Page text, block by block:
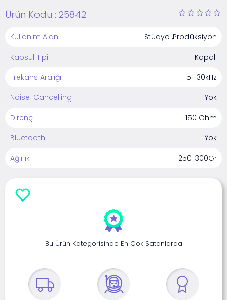
Ürün Kodu : 25842
Kullanım Alanı
Stüdyo ,Prodüksiyon
Kapsül Tipi
Kapalı
Frekans Aralığı
5- 30kHz
Noise-Cancelling
Yok
Direnç
150 Ohm
Bluetooth
Yok
Ağırlık
250-300Gr
Bu Ürün Kategorisinde En Çok Satanlarda